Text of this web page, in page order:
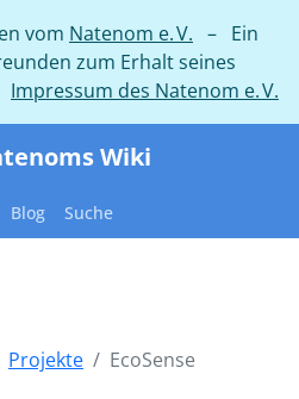
vom Natenom e. V. – Ein
zum Erhalt seines
Impressum des Natenom e. V.
Wiki
Blog Suche
Projekte EcoSense